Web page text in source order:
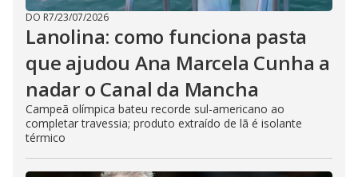
DO R7/23/07/2026
Lanolina: como funciona pasta
que ajudou Ana Marcela Cunha a
nadar o Canal da Mancha
Campeã olímpica bateu recorde sul-americano ao
completar travessia; produto extraído de lã é isolante
térmico